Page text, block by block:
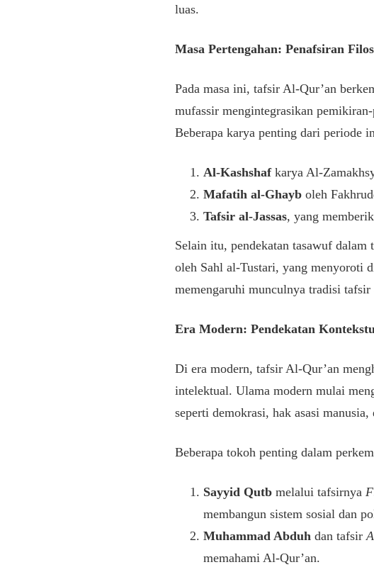
luas.
Masa Pertengahan: Penafsiran
Pada masa ini, tafsir Al-Qur’an
mufassir mengintegrasikan
Beberapa karya penting dari periode
Al-Kashshafkarya Al-
Mafatih al-Ghayb oleh
Tafsir al-Jassas, yang
Selain itu, pendekatan tasawuf
oleh Sahl al-Tustari, yang menyoroti
memengaruhi munculnya tradisi
Era Modern: Pendekatan
Di era modern, tafsir Al-Qur’an
intelektual. Ulama modern mulai
seperti demokrasi, hak asasi manusia,
Beberapa tokoh penting dalam
Sayyid Qutb melalui tafsirnya
membangun sistem sosial dan
Muhammad Abduh dan tafsir
memahami Al-Qur’an.